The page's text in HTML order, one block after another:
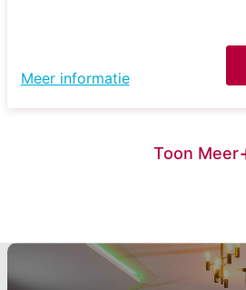
Meer informatie
Toon Meer